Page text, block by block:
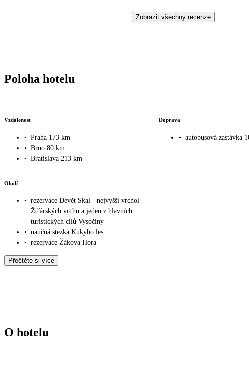
Zobrazit všechny recenze
Poloha hotelu
Vzdálenost
• Praha 173 km
• Brno 80 km
• Bratislava 213 km
Doprava
• autobusová zastávka
Okolí
• rezervace Devět Skal - nejvyšší vrchol
Žďárských vrchů a jeden z hlavních
turistických cílů Vysočiny
• naučná stezka Kukyho les
• rezervace Žákova Hora
Přečtěte si více
O hotelu